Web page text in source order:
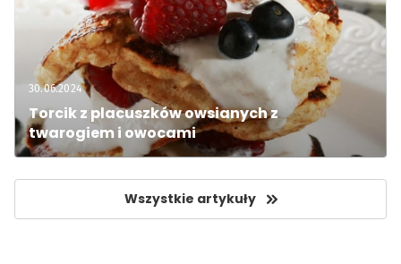
30.06.2024
Torcik z placuszków owsianych z
twarogiem i owocami
Wszystkie artykuły